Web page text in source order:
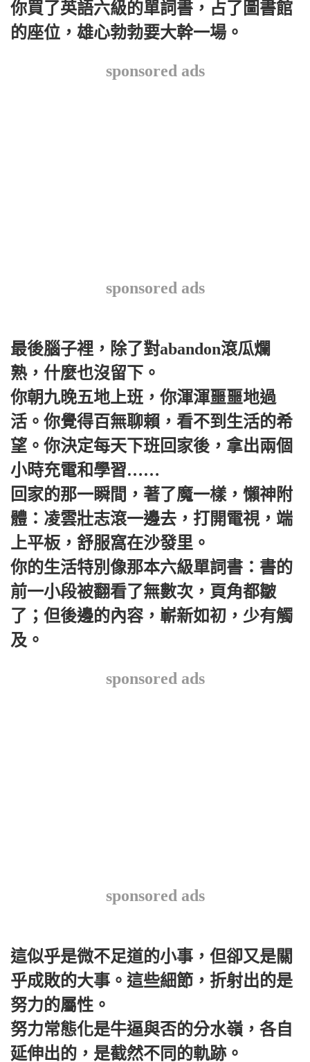
你買了英語六級的單詞書，占了圖書館
的座位，雄心勃勃要大幹一場。
sponsored ads
sponsored ads
最後腦子裡，除了對abandon滾瓜爛
熟，什麼也沒留下。
你朝九晚五地上班，你渾渾噩噩地過
活。你覺得百無聊賴，看不到生活的希
望。你決定每天下班回家後，拿出兩個
小時充電和學習……
回家的那一瞬間，著了魔一樣，懶神附
體：凌雲壯志滾一邊去，打開電視，端
上平板，舒服窩在沙發里。
你的生活特別像那本六級單詞書：書的
前一小段被翻看了無數次，頁角都皺
了；但後邊的內容，嶄新如初，少有觸
及。
sponsored ads
sponsored ads
這似乎是微不足道的小事，但卻又是關
乎成敗的大事。這些細節，折射出的是
努力的屬性。
努力常態化是牛逼與否的分水嶺，各自
延伸出的，是截然不同的軌跡。